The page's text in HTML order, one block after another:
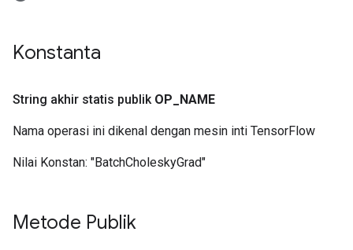
Konstanta
String akhir statis publik OP NAME
Nama operasi ini dikenal dengan mesin inti TensorFlow
Nilai Konstan: "BatchCholeskyGrad"
Metode Publik